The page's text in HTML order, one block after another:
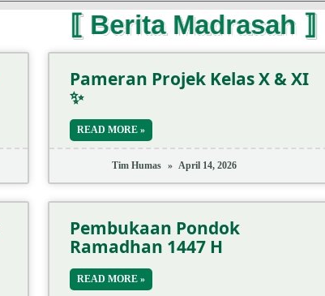
⟦ Berita Madrasah ⟧
Pameran Projek Kelas X & XI
✨
READ MORE »
Tim Humas April 14, 2026
Pembukaan Pondok
Ramadhan 1447 H
READ MORE »